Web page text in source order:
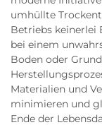
umhüllte
Betriebs keinerlei
bei einem
Boden oder
Materialien und
minimieren und
Ende der